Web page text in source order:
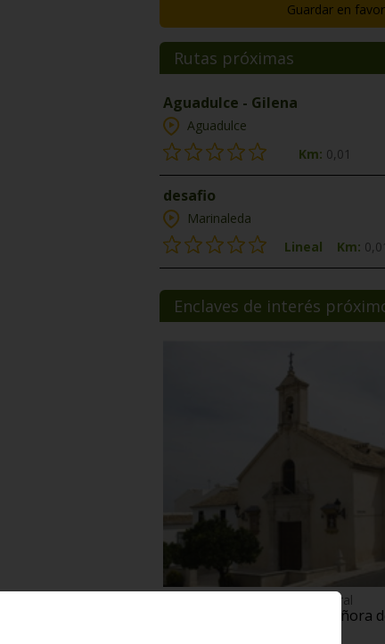
Guardar en
Rutas próximas
Aguadulce - Gilena
Aguadulce
Km: 0,01
desafio
Marinaleda
Lineal
Km:
Enclaves de interés
Bien del Catálogo General
Iglesia de nuestra señora